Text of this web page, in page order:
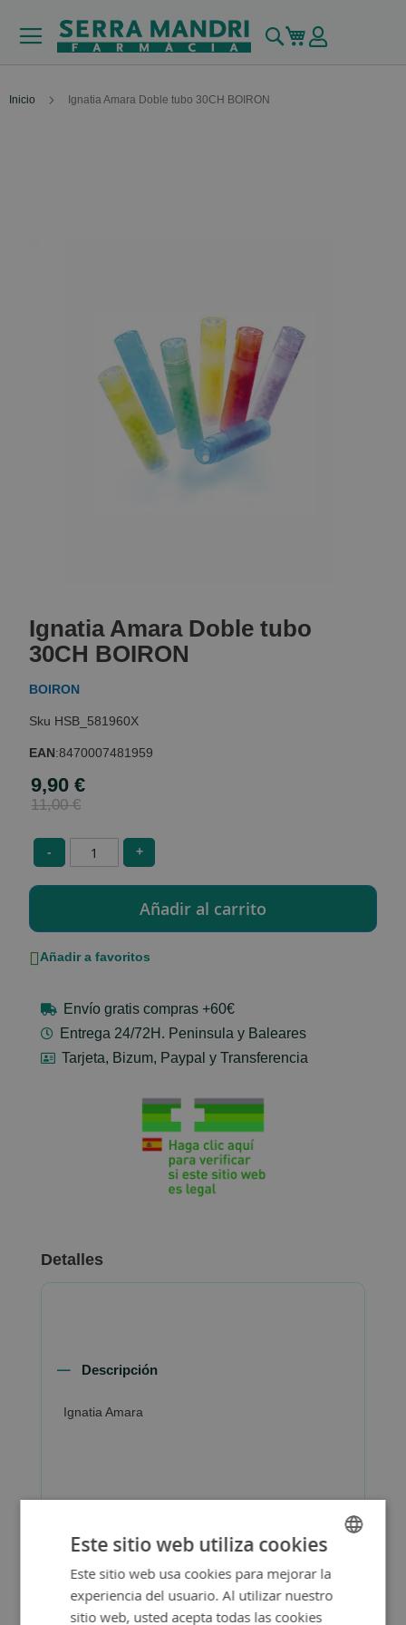
Buscar
Mi carrito
Inicio Ignatia Amara Doble tubo 30CH BOIRON
the
beginning
of
the
gallery
Ignatia Amara Doble tubo
30CH BOIRON
BOIRON
HSB_581960X
EAN:8470007481959
Special
Price
9,90 €
11,00 €
- +
Añadir a favoritos
Envío gratis compras +60€
Entrega 24/72H. Peninsula y Baleares
Tarjeta, Bizum, Paypal y Transferencia
Detalles
Descripción
Ignatia Amara
SPANISH
ENGLISH
Este sitio web utiliza cookies
Este sitio web usa cookies para mejorar la
experiencia del usuario. Al utilizar nuestro
sitio web, usted acepta todas las cookies